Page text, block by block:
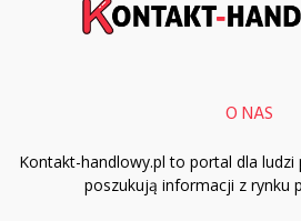
O NAS
Kontakt-handlowy.pl to portal dla ludzi
poszukują informacji z rynku